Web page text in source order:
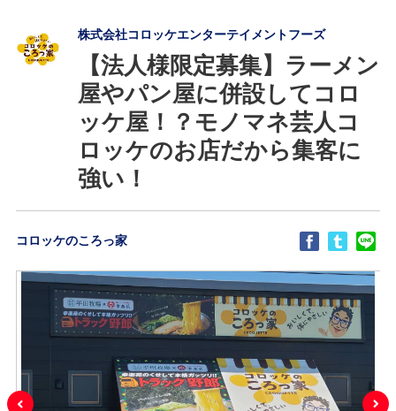
株式会社コロッケエンターテイメントフーズ
【法人様限定募集】ラーメン
屋やパン屋に併設してコロ
ッケ屋！？モノマネ芸人コ
ロッケのお店だから集客に
強い！
コロッケのころっ家